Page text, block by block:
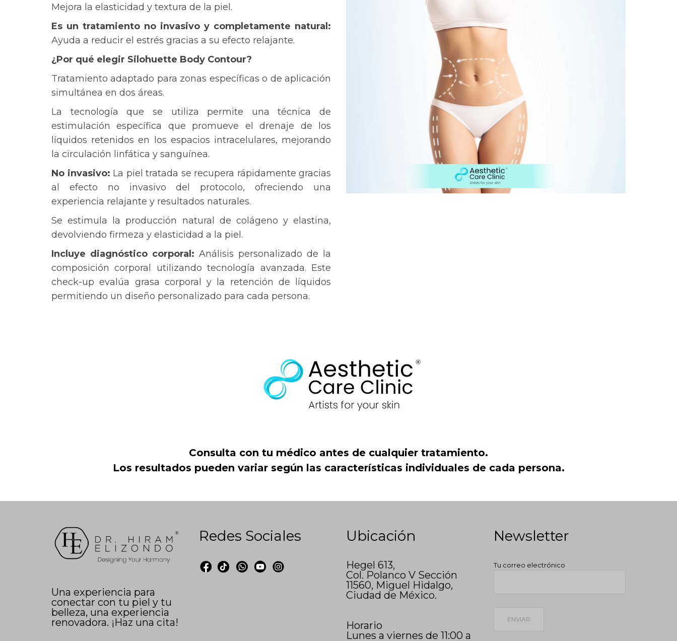
Mejora la elasticidad y textura de la piel.
Es un tratamiento no invasivo y completamente natural:
Ayuda a reducir el estrés gracias a su efecto relajante.
¿Por qué elegir Silohuette Body Contour?
Tratamiento adaptado para zonas específicas o de aplicación
simultánea en dos áreas.
La tecnología que se utiliza permite una técnica de
estimulación específica que promueve el drenaje de los
líquidos retenidos en los espacios intracelulares, mejorando
la circulación linfática y sanguínea.
No invasivo: La piel tratada se recupera rápidamente gracias
al efecto no invasivo del protocolo, ofreciendo una
experiencia relajante y resultados naturales.
Se estimula la producción natural de colágeno y elastina,
devolviendo firmeza y elasticidad a la piel.
Incluye diagnóstico corporal: Análisis personalizado de la
composición corporal utilizando tecnología avanzada. Este
check-up evalúa grasa corporal y la retención de líquidos
permitiendo un diseño personalizado para cada persona.
Consulta con tu médico antes de cualquier tratamiento.
Los resultados pueden variar según las características individuales de cada persona.
Una experiencia para
conectar con tu piel y tu
belleza, una experiencia
renovadora. ¡Haz una cita!
Redes Sociales Ubicación
Hegel 613,
Col. Polanco V Sección
11560, Miguel Hidalgo,
Ciudad de México.
Horario
Lunes a viernes de 11:00 a
Newsletter
Tu correo electrónico